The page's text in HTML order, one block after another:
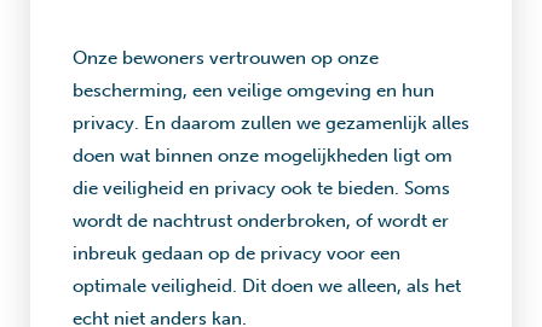
Onze bewoners vertrouwen op onze
bescherming, een veilige omgeving en hun
privacy. En daarom zullen we gezamenlijk alles
doen wat binnen onze mogelijkheden ligt om
die veiligheid en privacy ook te bieden. Soms
wordt de nachtrust onderbroken, of wordt er
inbreuk gedaan op de privacy voor een
optimale veiligheid. Dit doen we alleen, als het
echt niet anders kan.